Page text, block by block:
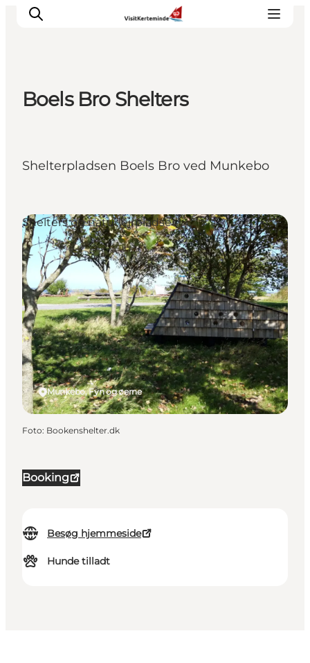
Spis godt
Sov godt
Det sker
Sommerbus
Boels Bro Shelters
Shelterpladsen Boels Bro ved Munkebo
Booking
Besøg hjemmeside
Hunde tilladt
Munkebo, Fyn og øerne
Shelters og naturlejrpladser
Foto: Bookenshelter.dk